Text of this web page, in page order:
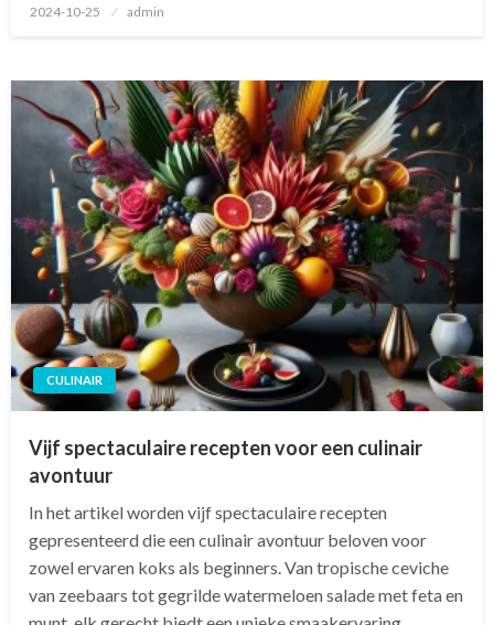
Geplaatst
2024-10-25 admin
CULINAIR
Vijf spectaculaire recepten voor een culinair
avontuur
In het artikel worden vijf spectaculaire recepten
gepresenteerd die een culinair avontuur beloven voor
zowel ervaren koks als beginners. Van tropische ceviche
van zeebaars tot gegrilde watermeloen salade met feta en